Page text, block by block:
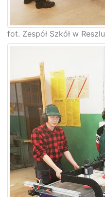
fot. Zespół Szkół w Reszlu